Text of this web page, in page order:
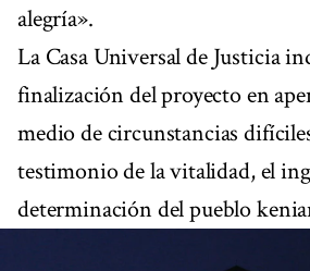
alegría».
La Casa Universal de Justicia
finalización del proyecto en
medio de circunstancias
testimonio de la vitalidad, el
determinación del pueblo